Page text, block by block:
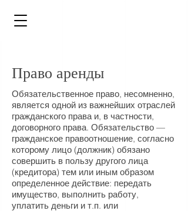
Право аренды
Обязательственное право, несомненно,
является одной из важнейших отраслей
гражданского права и, в частности,
договорного права. Обязательство —
гражданское правоотношение, согласно
которому лицо (должник) обязано
совершить в пользу другого лица
(кредитора) тем или иным образом
определенное действие: передать
имущество, выполнить работу,
уплатить деньги и т.п. или